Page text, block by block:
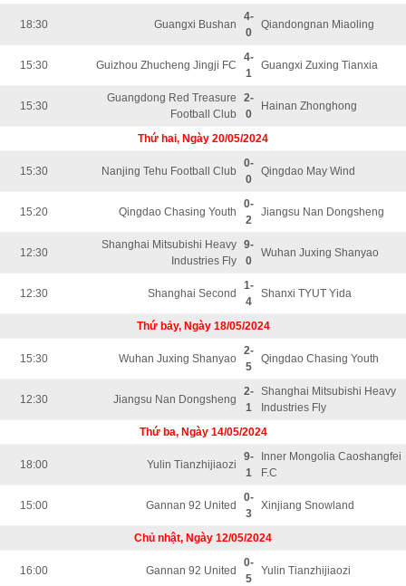
18:30 Guangxi Bushan
4-
0
Qiandongnan Miaoling
15:30 Guizhou Zhucheng Jingji FC
4-
1
Guangxi Zuxing Tianxia
15:30
Guangdong Red Treasure
Football Club
2-
0
Hainan Zhonghong
Thứ hai, Ngày 20/05/2024
15:30 Nanjing Tehu Football Club
0-
0
Qingdao May Wind
15:20 Qingdao Chasing Youth
0-
2
Jiangsu Nan Dongsheng
12:30
Shanghai Mitsubishi Heavy
Industries Fly
9-
0
Wuhan Juxing Shanyao
12:30 Shanghai Second
1-
4
Shanxi TYUT Yida
Thứ bảy, Ngày 18/05/2024
15:30 Wuhan Juxing Shanyao
2-
5
Qingdao Chasing Youth
12:30 Jiangsu Nan Dongsheng
2-
1
Shanghai Mitsubishi Heavy
Industries Fly
Thứ ba, Ngày 14/05/2024
18:00 Yulin Tianzhijiaozi
9-
1
Inner Mongolia Caoshangfei
F.C
15:00 Gannan 92 United
0-
3
Xinjiang Snowland
Chủ nhật, Ngày 12/05/2024
16:00 Gannan 92 United
0-
5
Yulin Tianzhijiaozi